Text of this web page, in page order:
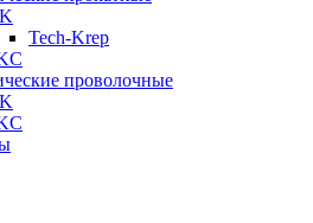
Tech-Krep
проволочные